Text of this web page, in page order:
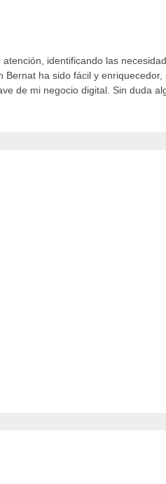
identificando las
ha sido fácil y
de mi negocio digital. Sin duda